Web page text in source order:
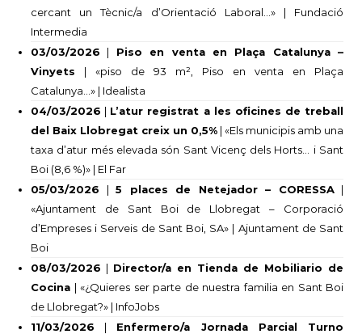
cercant un Tècnic/a d’Orientació Laboral…» | Fundació
Intermedia
03/03/2026 | Piso en venta en Plaça Catalunya –
Vinyets | «piso de 93 m², Piso en venta en Plaça
Catalunya…» | Idealista
04/03/2026 | L’atur registrat a les oficines de treball
del Baix Llobregat creix un 0,5% | «Els municipis amb una
taxa d’atur més elevada són Sant Vicenç dels Horts… i Sant
Boi (8,6 %)» | El Far
05/03/2026 | 5 places de Netejador – CORESSA|
«Ajuntament de Sant Boi de Llobregat – Corporació
d’Empreses i Serveis de Sant Boi, SA» | Ajuntament de Sant
Boi
08/03/2026 | Director/a en Tienda de Mobiliario de
Cocina | «¿Quieres ser parte de nuestra familia en Sant Boi
de Llobregat?» | InfoJobs
11/03/2026 | Enfermero/a Jornada Parcial Turno